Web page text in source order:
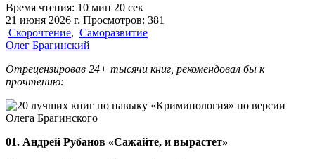
Время чтения: 10 мин 20 сек
21 июня 2026 г. Просмотров: 381
Скорочтение, Саморазвитие
Олег Брагинский
Отрецензировав 24+ тысячи книг, рекомендовал бы к
прочтению:
01. Андрей Рубанов «Сажайте, и вырастет»